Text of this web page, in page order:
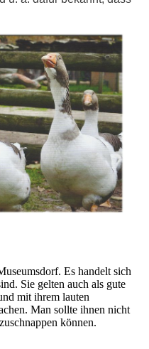
Es handelt sich
Sie gelten auch als gute
mit ihrem lauten
Man sollte ihnen nicht
können.